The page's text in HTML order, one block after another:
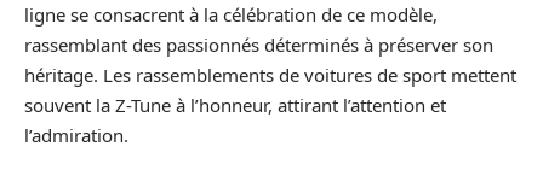
ligne se consacrent à la célébration de ce modèle,
rassemblant des passionnés déterminés à préserver son
héritage. Les rassemblements de voitures de sport mettent
souvent la Z-Tune à l’honneur, attirant l’attention et
l’admiration.